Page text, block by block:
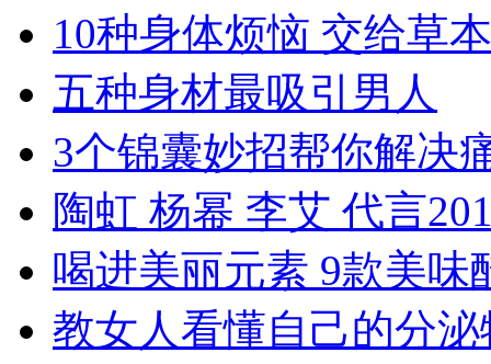
10种身体烦恼 交给草
五种身材最吸引男人
3个锦囊妙招帮你解决
陶虹 杨幂 李艾 代言
喝进美丽元素 9款美味
教女人看懂自己的分泌